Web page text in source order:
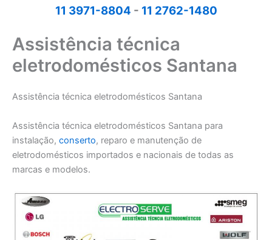
11 3971-8804 - 11 2762-1480
Assistência técnica
eletrodomésticos Santana
Assistência técnica eletrodomésticos Santana
Assistência técnica eletrodomésticos Santana para
instalação, conserto, reparo e manutenção de
eletrodomésticos importados e nacionais de todas as
marcas e modelos.